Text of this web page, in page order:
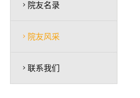
院友名录
院友风采
联系我们